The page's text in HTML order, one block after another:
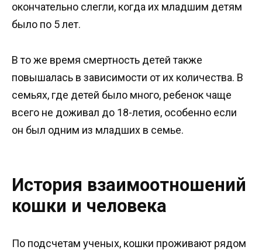
окончательно слегли, когда их младшим детям
было по 5 лет.
В то же время смертность детей также
повышалась в зависимости от их количества. В
семьях, где детей было много, ребенок чаще
всего не доживал до 18-летия, особенно если
он был одним из младших в семье.
История взаимоотношений
кошки и человека
По подсчетам ученых, кошки проживают рядом